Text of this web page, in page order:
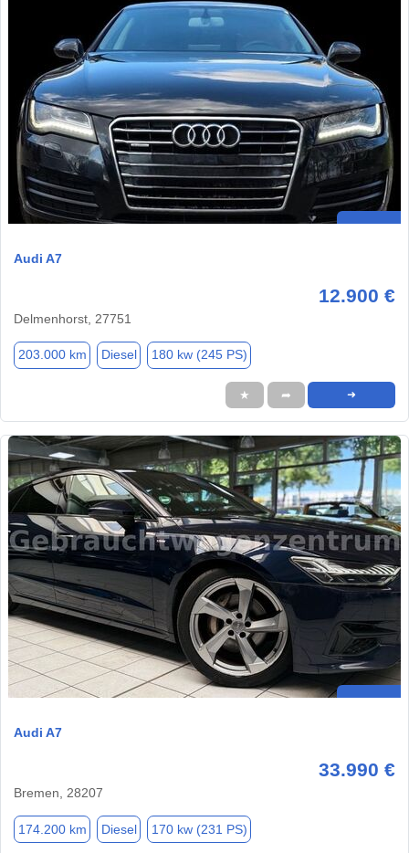
Audi A7
12.900 €
Delmenhorst, 27751
203.000 km Diesel 180 kw (245 PS)
★ ➦ ➜
Audi A7
33.990 €
Bremen, 28207
174.200 km Diesel 170 kw (231 PS)